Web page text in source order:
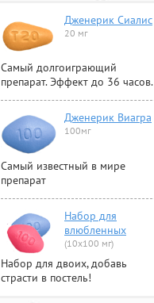
Дженерик Сиалис
20 мг
Самый долгоиграющий
препарат. Эффект до 36 часов.
Дженерик Виагра
100мг
Самый известный в мире
препарат
Набор для
влюбленных
(10х100 мг)
Набор для двоих, добавь
страсти в постель!